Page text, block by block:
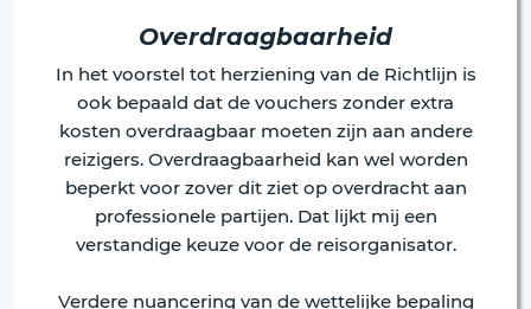
Overdraagbaarheid
In het voorstel tot herziening van de Richtlijn is
ook bepaald dat de vouchers zonder extra
kosten overdraagbaar moeten zijn aan andere
reizigers. Overdraagbaarheid kan wel worden
beperkt voor zover dit ziet op overdracht aan
professionele partijen. Dat lijkt mij een
verstandige keuze voor de reisorganisator.
Verdere nuancering van de wettelijke bepaling